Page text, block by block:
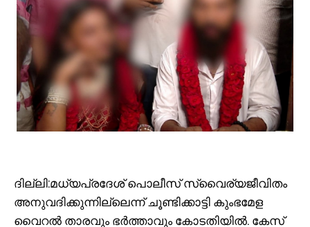
ദില്ലി:മധ്യപ്രദേശ് പൊലീസ് സ്വൈര്യജീവിതം
അനുവദിക്കുന്നില്ലെന്ന് ചൂണ്ടിക്കാട്ടി കുംഭമേള
വൈറൽ താരവും ഭർത്താവും കോടതിയിൽ. കേസ്